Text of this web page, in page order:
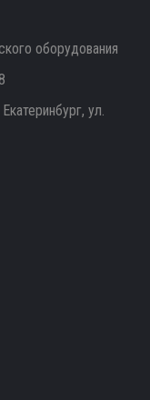
оборудования
ул.